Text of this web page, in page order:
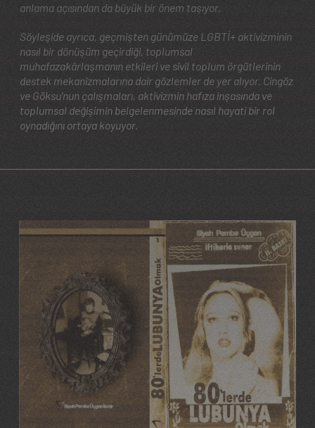
anlama açısından da büyük bir önem taşıyor.
Söyleşide ayrıca, geçmişten günümüze LGBTİ+ aktivizminin
nasıl bir dönüşüm geçirdiği, toplumsal
muhafazakârlaşmanın etkileri ve sivil toplum örgütlerinin
destek mekanizmalarına dair gözlemler de yer alıyor. Cingöz
ve Göksu'nun çalışmaları, aktivizmin hafıza inşasında ve
toplumsal değişimin belgelenmesinde nasıl hayati bir rol
oynadığını ortaya koyuyor.
Image